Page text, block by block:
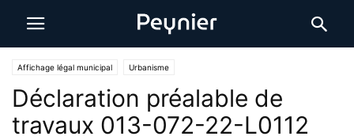
Affichage légal municipal Urbanisme
Déclaration préalable de
travaux 013-072-22-L0112